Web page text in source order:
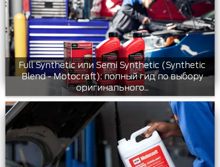
Full Synthetic или Semi Synthetic (Synthetic
Blend - Motocraft): полный гид по выбору
оригинального...